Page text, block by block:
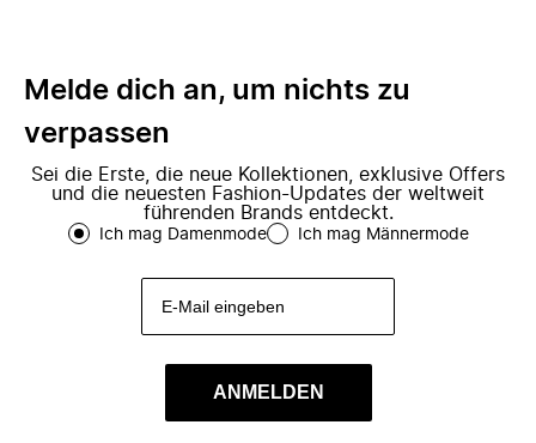
Melde dich an, um nichts zu
verpassen
Sei die Erste, die neue Kollektionen, exklusive Offers
und die neuesten Fashion-Updates der weltweit
führenden Brands entdeckt.
Ich mag Damenmode Ich mag Männermode
ANMELDEN